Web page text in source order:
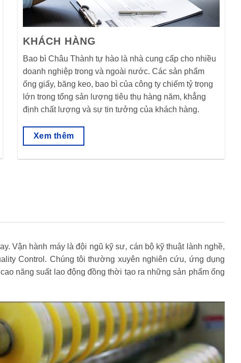
KHÁCH HÀNG
Bao bì Châu Thành tự hào là nhà cung cấp cho nhiều
doanh nghiệp trong và ngoài nước. Các sản phẩm
ống giấy, băng keo, bao bì của công ty chiếm tỷ trọng
lớn trong tổng sản lượng tiêu thụ hàng năm, khẳng
định chất lượng và sự tin tưởng của khách hàng.
Xem thêm
Vận hành máy là đội ngũ kỹ sư, cán bộ kỹ thuật lành nghề,
Control. Chúng tôi thường xuyên nghiên cứu, ứng dụng
năng suất lao động đồng thời tạo ra những sản phẩm ống